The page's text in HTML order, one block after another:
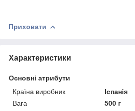
Приховати
Характеристики
Основні атрибути
Країна виробник
Іспанія
Вага
500 г